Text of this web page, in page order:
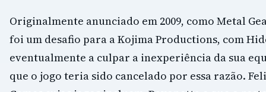
Originalmente anunciado em 2009, como Metal
foi um desafio para a Kojima Productions, com
eventualmente a culpar a inexperiência da sua
que o jogo teria sido cancelado por essa razão.